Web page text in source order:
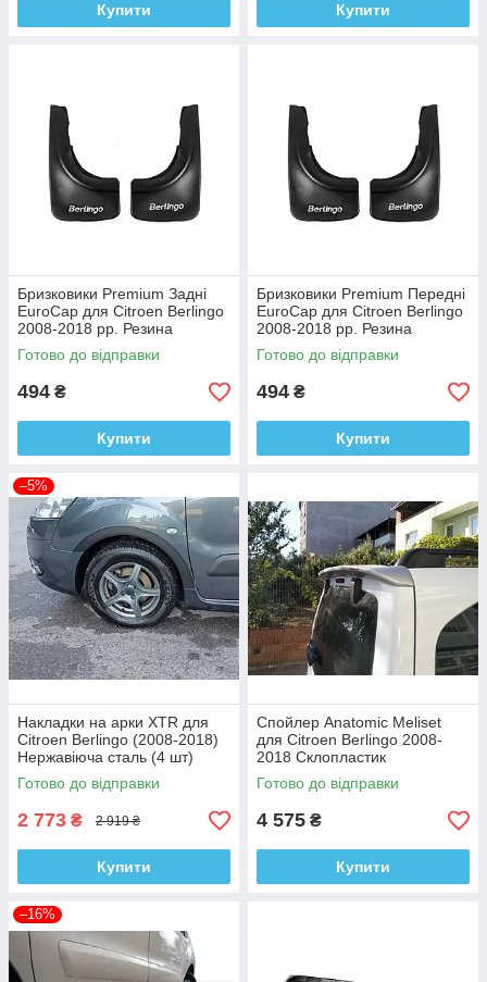
Купити Купити
Бризковики Premium Задні
EuroCap для Citroen Berlingo
2008-2018 рр. Резина
Готово до відправки
494 ₴
Купити
Бризковики Premium Передні
EuroCap для Citroen Berlingo
2008-2018 рр. Резина
Готово до відправки
494 ₴
Купити
–5%
Накладки на арки XTR для
Citroen Berlingo (2008-2018)
Нержавіюча сталь (4 шт)
Готово до відправки
2 773 ₴ 2 919 ₴
Купити
Спойлер Anatomic Meliset
для Citroen Berlingo 2008-
2018 Склопластик
Готово до відправки
4 575 ₴
Купити
–16%